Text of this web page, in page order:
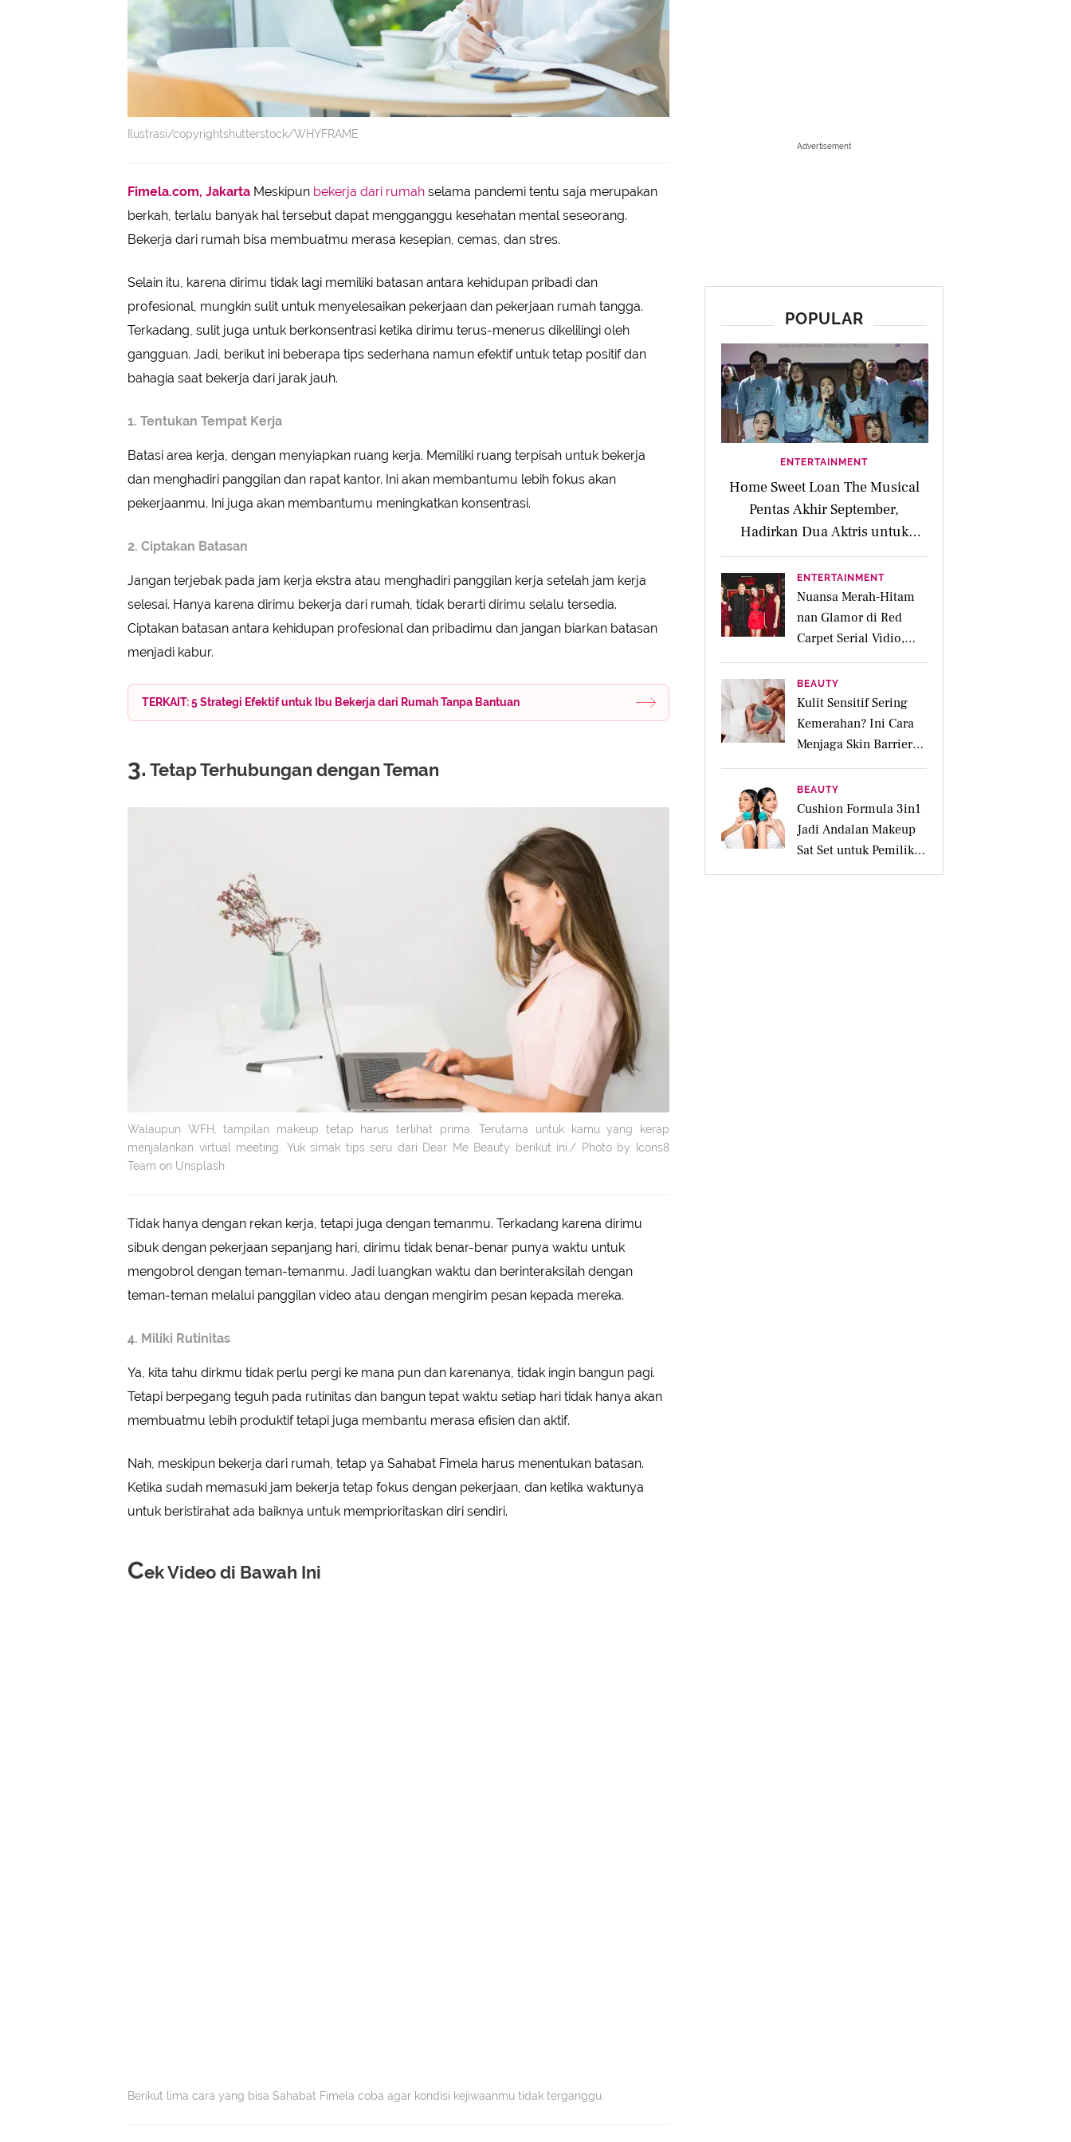
Ilustrasi/copyrightshutterstock/WHYFRAME
Fimela.com, Jakarta Meskipun bekerja dari rumah selama pandemi tentu saja merupakan
berkah, terlalu banyak hal tersebut dapat mengganggu kesehatan mental seseorang.
Bekerja dari rumah bisa membuatmu merasa kesepian, cemas, dan stres.
Selain itu, karena dirimu tidak lagi memiliki batasan antara kehidupan pribadi dan
profesional, mungkin sulit untuk menyelesaikan pekerjaan dan pekerjaan rumah tangga.
Terkadang, sulit juga untuk berkonsentrasi ketika dirimu terus-menerus dikelilingi oleh
gangguan. Jadi, berikut ini beberapa tips sederhana namun efektif untuk tetap positif dan
bahagia saat bekerja dari jarak jauh.
1. Tentukan Tempat Kerja
Batasi area kerja, dengan menyiapkan ruang kerja. Memiliki ruang terpisah untuk bekerja
dan menghadiri panggilan dan rapat kantor. Ini akan membantumu lebih fokus akan
pekerjaanmu. Ini juga akan membantumu meningkatkan konsentrasi.
2. Ciptakan Batasan
Jangan terjebak pada jam kerja ekstra atau menghadiri panggilan kerja setelah jam kerja
selesai. Hanya karena dirimu bekerja dari rumah, tidak berarti dirimu selalu tersedia.
Ciptakan batasan antara kehidupan profesional dan pribadimu dan jangan biarkan batasan
menjadi kabur.
TERKAIT: 5 Strategi Efektif untuk Ibu Bekerja dari Rumah Tanpa Bantuan
3. Tetap Terhubungan dengan Teman
Walaupun WFH, tampilan makeup tetap harus terlihat prima. Terutama untuk kamu yang kerap
menjalankan virtual meeting. Yuk simak tips seru dari Dear Me Beauty berikut ini./ Photo by Icons8
Team on Unsplash
Tidak hanya dengan rekan kerja, tetapi juga dengan temanmu. Terkadang karena dirimu
sibuk dengan pekerjaan sepanjang hari, dirimu tidak benar-benar punya waktu untuk
mengobrol dengan teman-temanmu. Jadi luangkan waktu dan berinteraksilah dengan
teman-teman melalui panggilan video atau dengan mengirim pesan kepada mereka.
4. Miliki Rutinitas
Ya, kita tahu dirkmu tidak perlu pergi ke mana pun dan karenanya, tidak ingin bangun pagi.
Tetapi berpegang teguh pada rutinitas dan bangun tepat waktu setiap hari tidak hanya akan
membuatmu lebih produktif tetapi juga membantu merasa efisien dan aktif.
Nah, meskipun bekerja dari rumah, tetap ya Sahabat Fimela harus menentukan batasan.
Ketika sudah memasuki jam bekerja tetap fokus dengan pekerjaan, dan ketika waktunya
untuk beristirahat ada baiknya untuk memprioritaskan diri sendiri.
Cek Video di Bawah Ini
Berikut lima cara yang bisa Sahabat Fimela coba agar kondisi kejiwaanmu tidak terganggu.
Advertisement
POPULAR
ENTERTAINMENT
Home Sweet Loan The Musical
Pentas Akhir September,
Hadirkan Dua Aktris untuk
Peran Kaluna
ENTERTAINMENT
Nuansa Merah-Hitam
nan Glamor di Red
Carpet Serial Vidio,
Jakarta Undercover:
Members Only
BEAUTY
Kulit Sensitif Sering
Kemerahan? Ini Cara
Menjaga Skin Barrier
agar Tetap Tenang
BEAUTY
Cushion Formula 3in1
Jadi Andalan Makeup
Sat Set untuk Pemilik
Kulit Acne Prone